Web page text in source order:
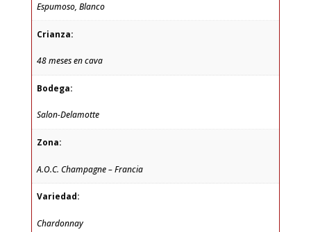
Espumoso, Blanco
Crianza:
48 meses en cava
Bodega:
Salon-Delamotte
Zona:
A.O.C. Champagne – Francia
Variedad:
Chardonnay